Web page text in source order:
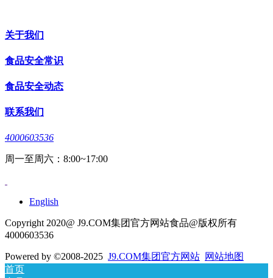
关于我们
食品安全常识
食品安全动态
联系我们
4000603536
周一至周六：8:00~17:00
English
Copyright 2020@ J9.COM集团官方网站食品@版权所有
4000603536
Powered by ©2008-2025 J9.COM集团官方网站 网站地图
首页